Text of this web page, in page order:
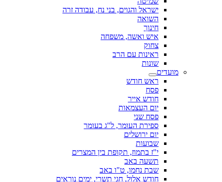
ישראל והגוים, בני נח, עבודה זרה
השואה
חינוך
איש ואשה, משפחה
צחוק
ראינות עם הרב
שונות
מועדים
ראש חודש
פסח
חודש אייר
יום העצמאות
פסח שני
ספירת העומר, ל"ג בעומר
יום ירושלים
שבועות
י"ז בתמוז, תקופת בין המצרים
תשעה באב
שבת נחמו, ט"ו באב
חודש אלול, חגי תשרי, ימים נוראים